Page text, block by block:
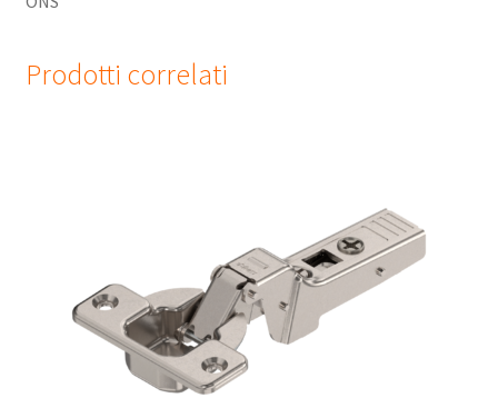
Prodotti correlati